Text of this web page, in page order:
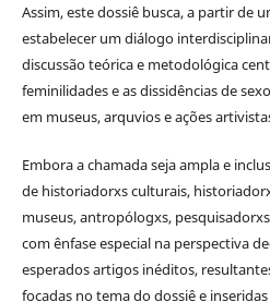
Assim, este dossiê busca, a partir de
estabelecer um diálogo
discussão teórica e metodológica
feminilidades e as dissidências de
em museus, arquvios e ações
Embora a chamada seja ampla e
de historiadorxs culturais,
museus, antropólogxs,
com ênfase especial na perspectiva
esperados artigos inéditos,
focadas no tema do dossiê e